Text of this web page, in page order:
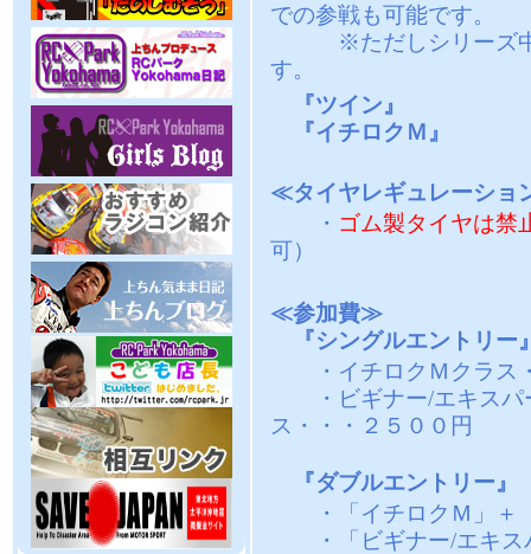
での参戦も可能です。
※ただしシリーズ中
す。
『ツイン』
『イチロクＭ』
≪タイヤレギュレーショ
・ ゴム製タイヤは禁
可）
≪参加費≫
『シングルエントリー
・イチロクＭクラス
・ビギナー/エキスパ
ス・・・２５００円
『ダブルエントリー』
・「イチロクＭ」＋
・「ビギナー/エキス